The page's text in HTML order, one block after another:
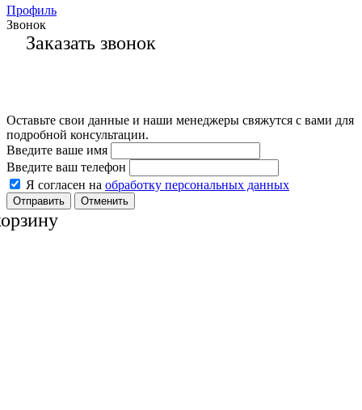
Профиль
Звонок
Заказать звонок
Оставьте свои данные и наши менеджеры свяжутся с вами для
подробной консультации.
Введите ваше имя
Введите ваш телефон
Я согласен на обработку персональных данных
Отменить